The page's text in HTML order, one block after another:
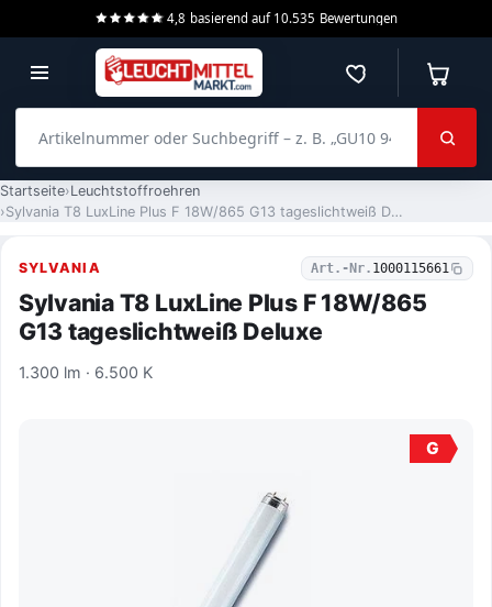
4,8 basierend auf 10.535 Bewertungen
Merkzettel
Startseite Leuchtstoffroehren
Sylvania T8 LuxLine Plus F 18W/865 G13 tageslichtweiß Deluxe
SYLVANIA Art.-Nr. 1000115661
Sylvania T8 LuxLine Plus F 18W/865
G13 tageslichtweiß Deluxe
1.300 lm · 6.500 K
G